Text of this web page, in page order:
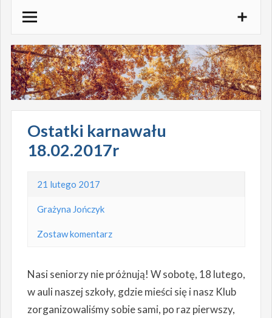
treści
Ostatki karnawału
18.02.2017r
21 lutego 2017
Grażyna Jończyk
Zostaw komentarz
Nasi seniorzy nie próżnują! W sobotę, 18 lutego,
w auli naszej szkoły, gdzie mieści się i nasz Klub
zorganizowaliśmy sobie sami, po raz pierwszy,